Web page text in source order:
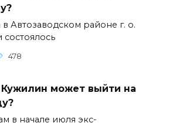
в Автозаводском районе г. о.
состоялось
478
может выйти на
в начале июля экс-